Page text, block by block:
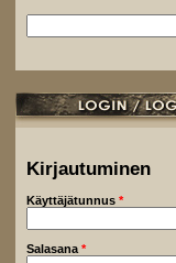
Hakulomake
Kirjautuminen
Käyttäjätunnus *
Salasana *